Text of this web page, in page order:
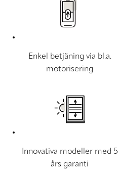
Enkel betjäning via bl.a.
motorisering
Innovativa modeller med 5
års garanti